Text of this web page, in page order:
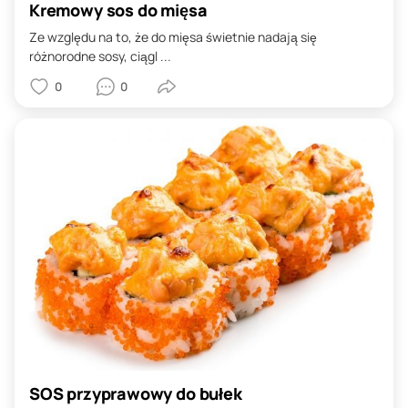
Kremowy sos do mięsa
Ze względu na to, że do mięsa świetnie nadają się
różnorodne sosy, ciągl ...
0 0
SOS przyprawowy do bułek